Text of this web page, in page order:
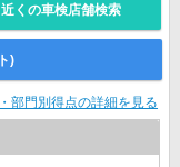
近くの車検店舗検索
)
部門別得点の詳細を見る